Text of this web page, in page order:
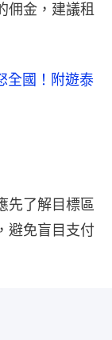
佣金，建議租
全國！附遊泰
先了解目標區
避免盲目支付